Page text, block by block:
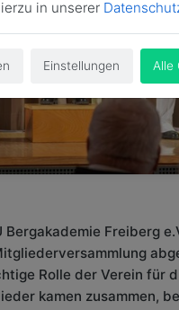
Freiberg
Rolle der Verein für
kamen zusammen,
in unserer
Einstellungen Alle